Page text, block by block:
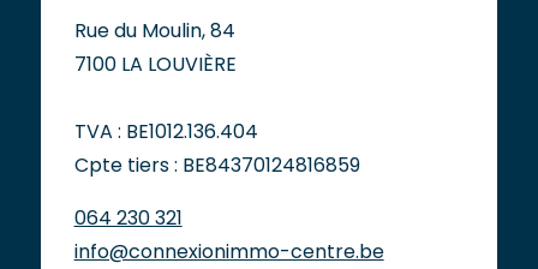
Rue du Moulin, 84
7100 LA LOUVIÈRE
TVA : BE1012.136.404
Cpte tiers : BE84370124816859
064 230 321
info@connexionimmo-centre.be